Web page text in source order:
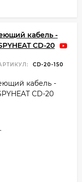
кабель -
CD-20
CD-20-150
кабель -
CD-20